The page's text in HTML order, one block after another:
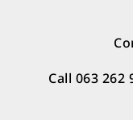
Call 063 262